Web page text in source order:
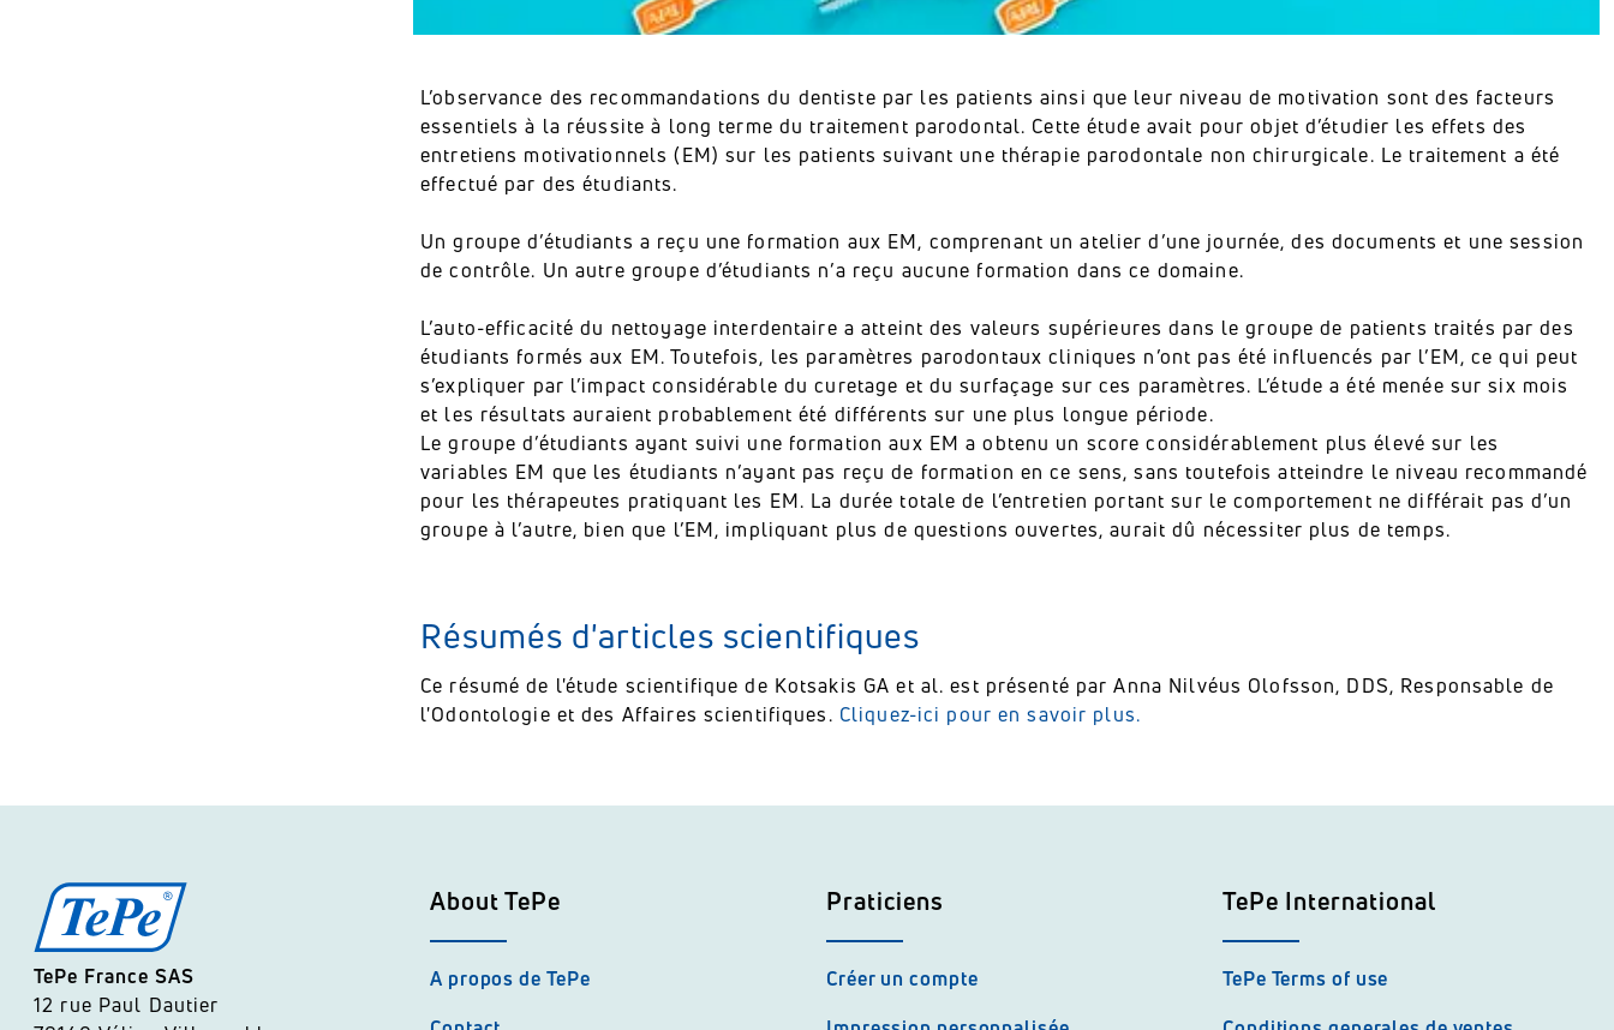
L’observance des recommandations du dentiste par les patients ainsi que leur niveau de motivation sont des facteurs
essentiels à la réussite à long terme du traitement parodontal. Cette étude avait pour objet d’étudier les effets des
entretiens motivationnels (EM) sur les patients suivant une thérapie parodontale non chirurgicale. Le traitement a été
effectué par des étudiants.
Un groupe d’étudiants a reçu une formation aux EM, comprenant un atelier d’une journée, des documents et une session
de contrôle. Un autre groupe d’étudiants n’a reçu aucune formation dans ce domaine.
L’auto-efficacité du nettoyage interdentaire a atteint des valeurs supérieures dans le groupe de patients traités par des
étudiants formés aux EM. Toutefois, les paramètres parodontaux cliniques n’ont pas été influencés par l’EM, ce qui peut
s’expliquer par l’impact considérable du curetage et du surfaçage sur ces paramètres. L’étude a été menée sur six mois
et les résultats auraient probablement été différents sur une plus longue période.
Le groupe d’étudiants ayant suivi une formation aux EM a obtenu un score considérablement plus élevé sur les
variables EM que les étudiants n’ayant pas reçu de formation en ce sens, sans toutefois atteindre le niveau recommandé
pour les thérapeutes pratiquant les EM. La durée totale de l’entretien portant sur le comportement ne différait pas d’un
groupe à l’autre, bien que l’EM, impliquant plus de questions ouvertes, aurait dû nécessiter plus de temps.
Résumés d'articles scientifiques
Ce résumé de l'étude scientifique de Kotsakis GA et al. est présenté par Anna Nilvéus Olofsson, DDS, Responsable de
l'Odontologie et des Affaires scientifiques. Cliquez-ici pour en savoir plus.
TePe France SAS
12 rue Paul Dautier
About TePe
A propos de TePe
Praticiens
Créer un compte
TePe International
TePe Terms of use